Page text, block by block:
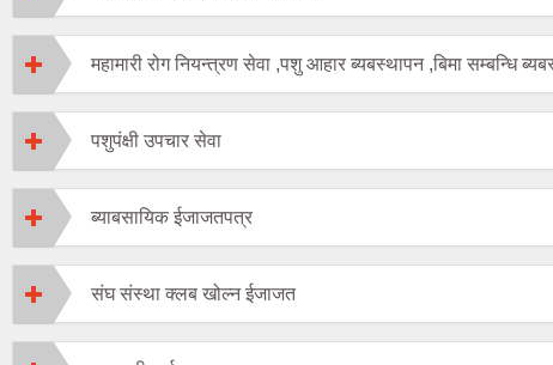
महामारी रोग नियन्त्रण सेवा ,पशु आहार ब्यबस्थापन ,बिमा सम्बन्धि
पशुपंक्षी उपचार सेवा
ब्याबसायिक ईजाजतपत्र
संघ संस्था क्लब खोल्न ईजाजत